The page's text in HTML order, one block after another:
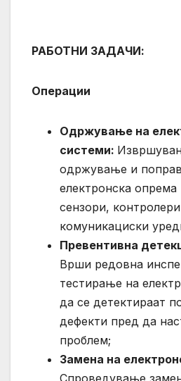
РАБОТНИ ЗАДАЧИ:
Операции
Одржување на
системи:
одржување и
електронска
сензори,
комуникациски
Превентивна
Врши редовна
тестирање на
да се детектираат
дефекти пред да
проблем;
Замена на